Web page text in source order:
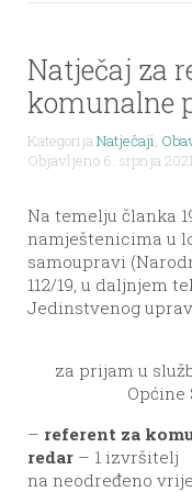
Natječaj za
komunalne
KategorijaNatječaji,
Objavljeno 6. srpnja
Na temelju članka
namještenicima u
samoupravi
112/19, u daljnjem
Jedinstvenog
za prijam u
Općine
– referent za
redar– 1 izvršitelj
na neodređeno